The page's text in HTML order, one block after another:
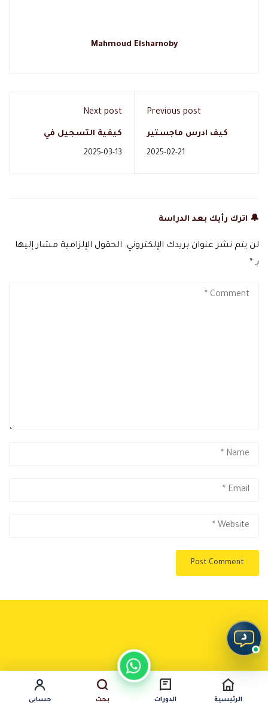
Mahmoud Elsharnoby
Previous post
كيف ادرس ماجستير
2025-02-21
Next post
كيفية التسجيل في
2025-03-13
🔔 اترك رأيك بعد الدراسة
لن يتم نشر عنوان بريدك الإلكتروني. الحقول الإلزامية مشار إليها
بـ *
د
الرئيسية الدورات بحث حسابي